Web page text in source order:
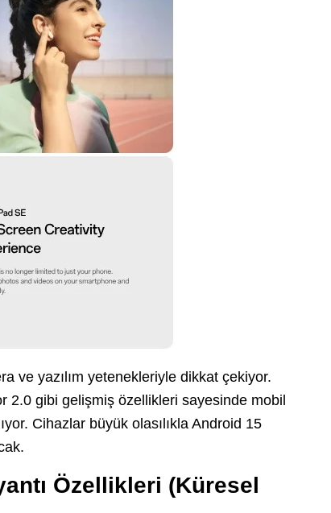
ve yazılım yetenekleriyle dikkat çekiyor.
2.0 gibi gelişmiş özellikleri sayesinde mobil
Cihazlar büyük olasılıkla Android 15
Özellikleri (Küresel